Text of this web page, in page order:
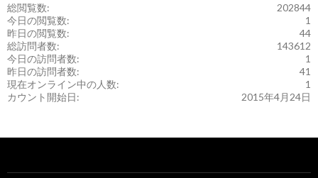
202844
総閲覧数:
1
今日の閲覧数:
44
昨日の閲覧数:
143612
総訪問者数:
1
今日の訪問者数:
41
昨日の訪問者数:
1
現在オンライン中の人数:
2015年4月24日
カウント開始日: